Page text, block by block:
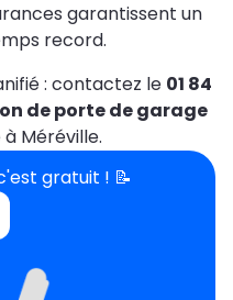
garantissent un
record.
: contactez le 01 84
de porte de garage
Méréville.
gratuit ! 📝